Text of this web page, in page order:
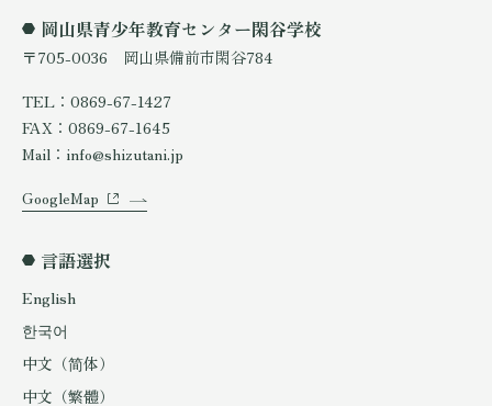
岡山県青少年教育センター閑谷学校
〒705-0036 岡山県備前市閑谷784
TEL：0869-67-1427
FAX：0869-67-1645
Mail：info@shizutani.jp
GoogleMap
言語選択
English
한국어
中文（简体）
中文（繁體）